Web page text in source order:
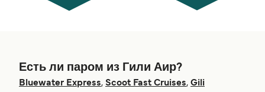
Есть ли паром из Гили Аир?
Bluewater Express, Scoot Fast Cruises, Gili